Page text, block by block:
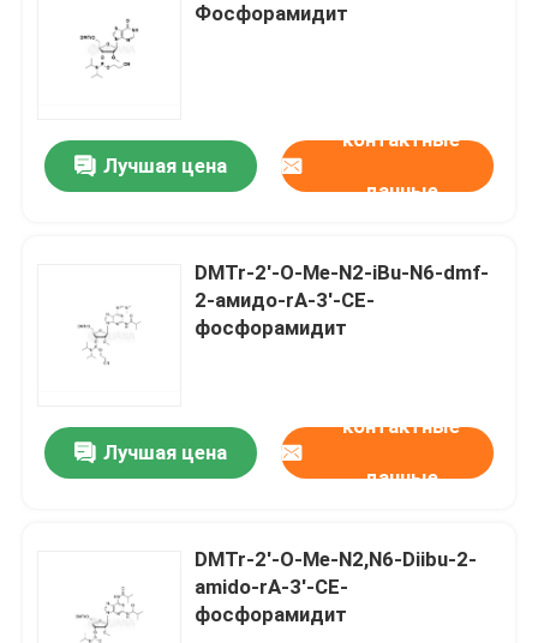
Продукты
О нас
Проверка качества
Новости
Фосфорамидиты
Фосфорамидит
Лучшая цена
контактные
данные
DMTr-2'-O-Me-N2-iBu-N6-dmf-
2-амидо-rA-3'-CE-
фосфорамидит
Лучшая цена
контактные
данные
DMTr-2'-O-Me-N2,N6-Diibu-2-
amido-rA-3'-CE-
фосфорамидит